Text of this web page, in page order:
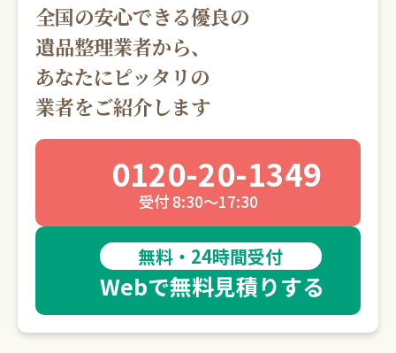
全国の安心できる優良の
遺品整理業者から、
あなたにピッタリの
業者をご紹介します
0120-20-1349
受付 8:30～17:30
無料・24時間受付
Webで無料見積りする